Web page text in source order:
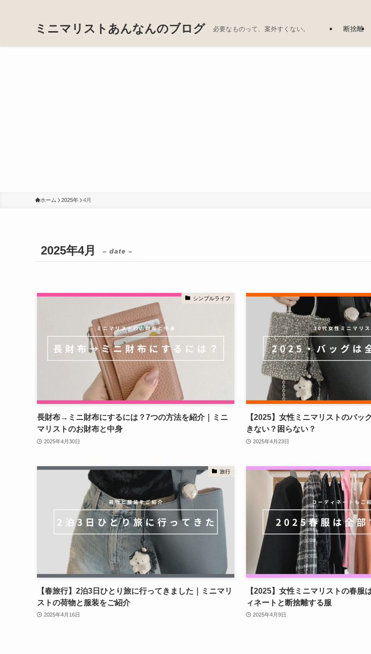
ミニマリストあんなんのブログ 必要なものって、案外すくない。 断捨離
ホーム 2025年 4月
2025年4月 – date –
シンプルライフ
長財布→ミニ財布にするには？7つの方法を紹介｜ミニ
マリストのお財布と中身
2025年4月30日
【2025】女性ミニマリストのバッ
きない？困らない？
2025年4月23日
旅行
【春旅行】2泊3日ひとり旅に行ってきました｜ミニマリ
ストの荷物と服装をご紹介
2025年4月16日
【2025】女性ミニマリストの春服
ィネートと断捨離する服
2025年4月9日